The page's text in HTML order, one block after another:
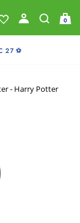
0
27 ⚽
- Harry Potter